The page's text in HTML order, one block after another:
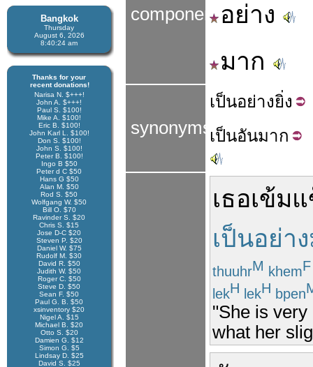
Bangkok
Thursday
August 6, 2026
8:40:24 am
Thanks for your
recent donations!
Narisa N. $+++!
John A. $+++!
Paul S. $100!
Mike A. $100!
Eric B. $100!
John Karl L. $100!
Don S. $100!
John S. $100!
Peter B. $100!
Ingo B $50
Peter d C $50
Hans G $50
Alan M. $50
Rod S. $50
Wolfgang W. $50
Bill O. $70
Ravinder S. $20
Chris S. $15
Jose D-C $20
Steven P. $20
Daniel W. $75
Rudolf M. $30
David R. $50
Judith W. $50
Roger C. $50
Steve D. $50
Sean F. $50
Paul G. B. $50
xsinventory $20
Nigel A. $15
Michael B. $20
Otto S. $20
Damien G. $12
Simon G. $5
Lindsay D. $25
David S. $25
componentsอย่าง
มาก
synonyms
เป็นอย่างยิ่ง
เป็นอันมาก
เธอเข้ม
เป็นอย่า
thuuhrM khemF
lekH lekH bpen
"She is very
what her